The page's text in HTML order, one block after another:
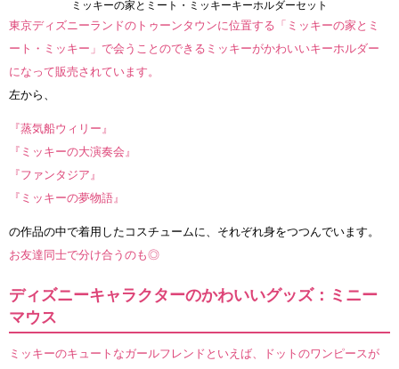
ミッキーの家とミート・ミッキーキーホルダーセット
東京ディズニーランドのトゥーンタウンに位置する「ミッキーの家とミ
ート・ミッキー」で会うことのできるミッキーがかわいいキーホルダー
になって販売されています。
左から、
『蒸気船ウィリー』
『ミッキーの大演奏会』
『ファンタジア』
『ミッキーの夢物語』
の作品の中で着用したコスチュームに、それぞれ身をつつんでいます。
お友達同士で分け合うのも◎
ディズニーキャラクターのかわいいグッズ：ミニー
マウス
ミッキーのキュートなガールフレンドといえば、ドットのワンピースが